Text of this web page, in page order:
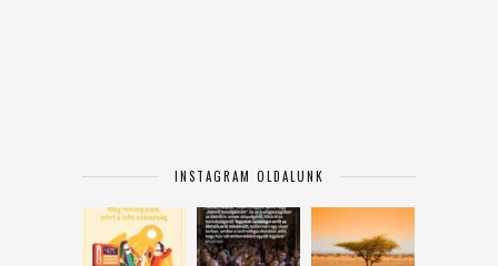
INSTAGRAM OLDALUNK